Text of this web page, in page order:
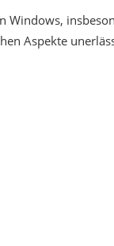
Windows,
Aspekte